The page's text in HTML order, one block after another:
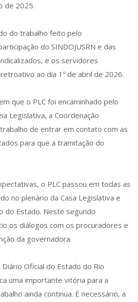
de 2025.
do trabalho feito pelo
do SINDOJUSRN e das
e os servidores
ao dia 1º de abril de 2026.
que o PLC foi encaminhado pelo
Legislativa, a Coordenação
de entrar em contato com as
para que a tramitação do
o PLC passou em todas as
no plenário da Casa Legislativa e
do Estado. Neste segundo
os diálogos com os procuradores e
da governadora.
Diário Oficial do Estado do Rio
uma importante vitória para a
ainda continua. É necessário, a